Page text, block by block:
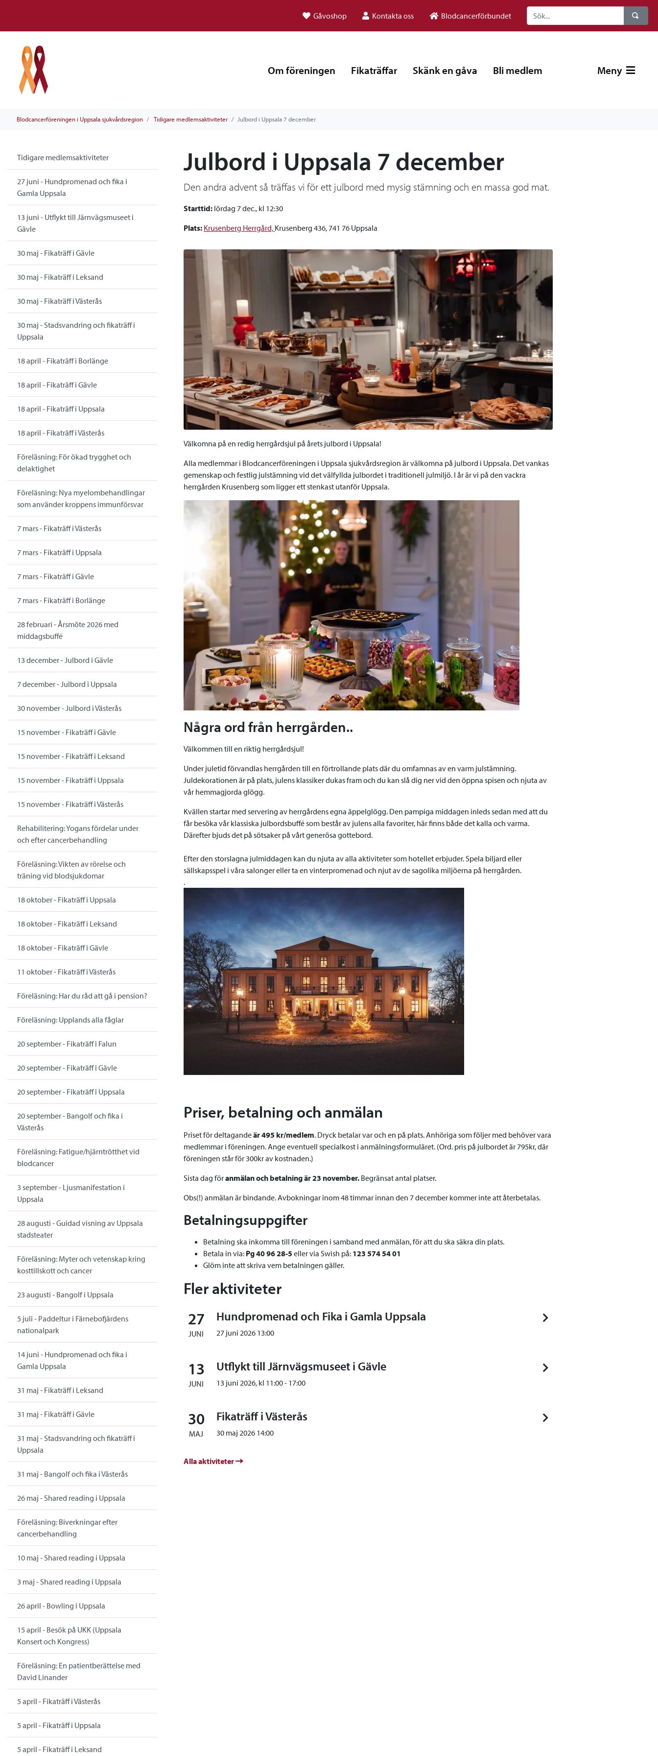
Gåvoshop Kontakta oss Blodcancerförbundet
Om föreningen Fikaträffar Skänk en gåva Bli medlem Meny
Blodcancerföreningen i Uppsala sjukvårdsregion Tidigare medlemsaktiviteter Julbord i Uppsala 7 december
Tidigare medlemsaktiviteter
27 juni - Hundpromenad och fika i
Gamla Uppsala
13 juni - Utflykt till Järnvägsmuseet i
Gävle
30 maj - Fikaträff i Gävle
30 maj - Fikaträff i Leksand
30 maj - Fikaträff i Västerås
30 maj - Stadsvandring och fikaträff i
Uppsala
18 april - Fikaträff i Borlänge
18 april - Fikaträff i Gävle
18 april - Fikaträff i Uppsala
18 april - Fikaträff i Västerås
Föreläsning: För ökad trygghet och
delaktighet
Föreläsning: Nya myelombehandlingar
som använder kroppens immunförsvar
7 mars - Fikaträff i Västerås
7 mars - Fikaträff i Uppsala
7 mars - Fikaträff i Gävle
7 mars - Fikaträff i Borlänge
28 februari - Årsmöte 2026 med
middagsbuffé
13 december - Julbord i Gävle
7 december - Julbord i Uppsala
30 november - Julbord i Västerås
15 november - Fikaträff i Gävle
15 november - Fikaträff i Leksand
15 november - Fikaträff i Uppsala
15 november - Fikaträff i Västerås
Rehabilitering: Yogans fördelar under
och efter cancerbehandling
Föreläsning: Vikten av rörelse och
träning vid blodsjukdomar
18 oktober - Fikaträff i Uppsala
18 oktober - Fikaträff i Leksand
18 oktober - Fikaträff i Gävle
11 oktober - Fikaträff i Västerås
Föreläsning: Har du råd att gå i pension?
Föreläsning: Upplands alla fåglar
20 september - Fikaträff i Falun
20 september - Fikaträff i Gävle
20 september - Fikaträff i Uppsala
20 september - Bangolf och fika i
Västerås
Föreläsning: Fatigue/hjärntrötthet vid
blodcancer
3 september - Ljusmanifestation i
Uppsala
28 augusti - Guidad visning av Uppsala
stadsteater
Föreläsning: Myter och vetenskap kring
kosttillskott och cancer
23 augusti - Bangolf i Uppsala
5 juli - Paddeltur i Färnebofjärdens
nationalpark
14 juni - Hundpromenad och fika i
Gamla Uppsala
31 maj - Fikaträff i Leksand
31 maj - Fikaträff i Gävle
31 maj - Stadsvandring och fikaträff i
Uppsala
31 maj - Bangolf och fika i Västerås
26 maj - Shared reading i Uppsala
Föreläsning: Biverkningar efter
cancerbehandling
10 maj - Shared reading i Uppsala
3 maj - Shared reading i Uppsala
26 april - Bowling i Uppsala
15 april - Besök på UKK (Uppsala
Konsert och Kongress)
Föreläsning: En patientberättelse med
David Linander
5 april - Fikaträff i Västerås
5 april - Fikaträff i Uppsala
5 april - Fikaträff i Leksand
Julbord i Uppsala 7 december
Den andra advent så träffas vi för ett julbord med mysig stämning och en massa god mat.
Starttid: lördag 7 dec., kl 12:30
Plats: Krusenberg Herrgård, Krusenberg 436, 741 76 Uppsala
Välkomna på en redig herrgårdsjul på årets julbord i Uppsala!
Alla medlemmar i Blodcancerföreningen i Uppsala sjukvårdsregion är välkomna på julbord i Uppsala. Det vankas
gemenskap och festlig julstämning vid det välfyllda julbordet i traditionell julmiljö. I år är vi på den vackra
herrgården Krusenberg som ligger ett stenkast utanför Uppsala.
Några ord från herrgården..
Välkommen till en riktig herrgårdsjul!
Under juletid förvandlas herrgården till en förtrollande plats där du omfamnas av en varm julstämning.
Juldekorationen är på plats, julens klassiker dukas fram och du kan slå dig ner vid den öppna spisen och njuta av
vår hemmagjorda glögg.
Kvällen startar med servering av herrgårdens egna äppelglögg. Den pampiga middagen inleds sedan med att du
får besöka vår klassiska julbordsbuffé som består av julens alla favoriter, här finns både det kalla och varma.
Därefter bjuds det på sötsaker på vårt generösa gottebord.
Efter den storslagna julmiddagen kan du njuta av alla aktiviteter som hotellet erbjuder. Spela biljard eller
sällskapsspel i våra salonger eller ta en vinterpromenad och njut av de sagolika miljöerna på herrgården.
.
Priser, betalning och anmälan
Priset för deltagandeär 495 kr/medlem. Dryck betalar var och en på plats. Anhöriga som följer med behöver vara
medlemmar i föreningen. Ange eventuell specialkost i anmälningsformuläret. (Ord. pris på julbordet är 795kr, där
föreningen står för 300kr av kostnaden.)
Sista dag föranmälan och betalning är 23 november. Begränsat antal platser.
Obs(!) anmälan är bindande. Avbokningar inom 48 timmar innan den 7 december kommer inte att återbetalas.
Betalningsuppgifter
Betalning ska inkomma till föreningen i samband med anmälan, för att du ska säkra din plats.
Betala in via: Pg 40 96 28-5 eller via Swish på: 123 574 54 01
Glöm inte att skriva vem betalningen gäller.
Fler aktiviteter
27
JUNI
Hundpromenad och Fika i Gamla Uppsala
27 juni 2026 13:00
13
JUNI
Utflykt till Järnvägsmuseet i Gävle
13 juni 2026, kl 11:00- 17:00
30
MAJ
Fikaträff i Västerås
30 maj 2026 14:00
Alla aktiviteter